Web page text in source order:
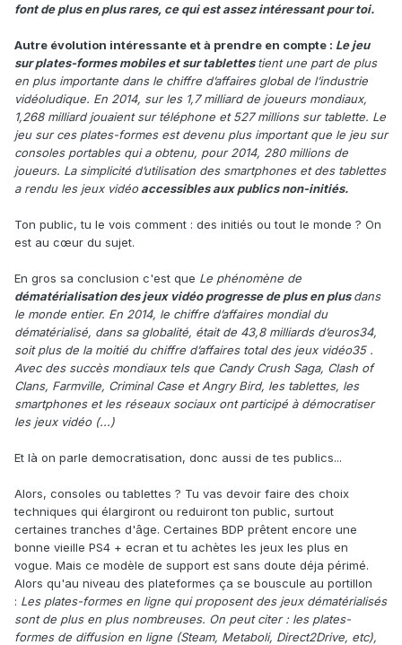
font de plus en plus rares, ce qui est assez intéressant pour toi.
Autre évolution intéressante et à prendre en compte : Le jeu
sur plates-formes mobiles et sur tablettestient une part de plus
en plus importante dans le chiffre d’affaires global de l’industrie
vidéoludique. En 2014, sur les 1,7 milliard de joueurs mondiaux,
1,268 milliard jouaient sur téléphone et 527 millions sur tablette. Le
jeu sur ces plates-formes est devenu plus important que le jeu sur
consoles portables qui a obtenu, pour 2014, 280 millions de
joueurs. La simplicité d’utilisation des smartphones et des tablettes
a rendu les jeux vidéoaccessibles aux publics non-initiés.
Ton public, tu le vois comment : des initiés ou tout le monde ? On
est au cœur du sujet.
En gros sa conclusion c'est que Le phénomène de
dématérialisation des jeux vidéo progresse de plus en plusdans
le monde entier. En 2014, le chiffre d’affaires mondial du
dématérialisé, dans sa globalité, était de 43,8 milliards d’euros34,
soit plus de la moitié du chiffre d’affaires total des jeux vidéo35 .
Avec des succès mondiaux tels que Candy Crush Saga, Clash of
Clans, Farmville, Criminal Case et Angry Bird, les tablettes, les
smartphones et les réseaux sociaux ont participé à démocratiser
les jeux vidéo (...)
Et là on parle democratisation, donc aussi de tes publics...
Alors, consoles ou tablettes ? Tu vas devoir faire des choix
techniques qui élargiront ou reduiront ton public, surtout
certaines tranches d'âge. Certaines BDP prêtent encore une
bonne vieille PS4 + ecran et tu achètes les jeux les plus en
vogue. Mais ce modèle de support est sans doute déja périmé.
Alors qu'au niveau des plateformes ça se bouscule au portillon
: Les plates-formes en ligne qui proposent des jeux dématérialisés
sont de plus en plus nombreuses. On peut citer : les plates-
formes de diffusion en ligne (Steam, Metaboli, Direct2Drive, etc),